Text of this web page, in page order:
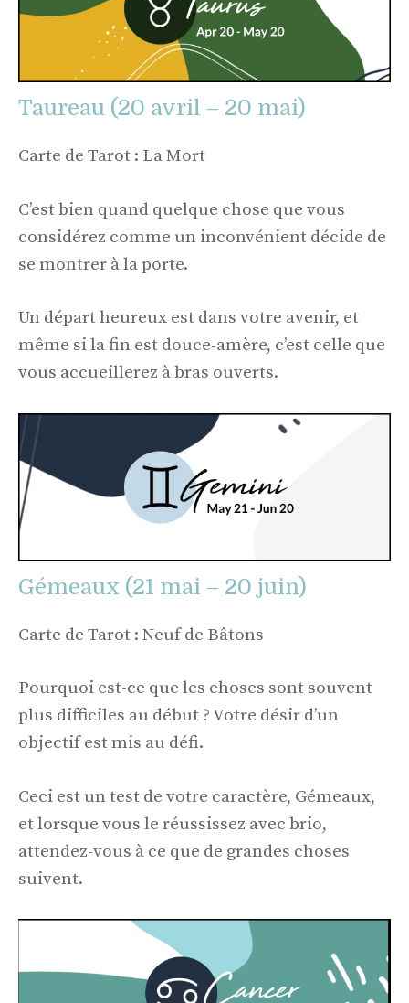
Taureau (20 avril – 20 mai)
Carte de Tarot : La Mort
C’est bien quand quelque chose que vous
considérez comme un inconvénient décide de
se montrer à la porte.
Un départ heureux est dans votre avenir, et
même si la fin est douce-amère, c’est celle que
vous accueillerez à bras ouverts.
Gémeaux (21 mai – 20 juin)
Carte de Tarot : Neuf de Bâtons
Pourquoi est-ce que les choses sont souvent
plus difficiles au début ? Votre désir d’un
objectif est mis au défi.
Ceci est un test de votre caractère, Gémeaux,
et lorsque vous le réussissez avec brio,
attendez-vous à ce que de grandes choses
suivent.